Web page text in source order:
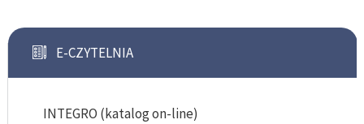
E-CZYTELNIA
INTEGRO (katalog on-line)